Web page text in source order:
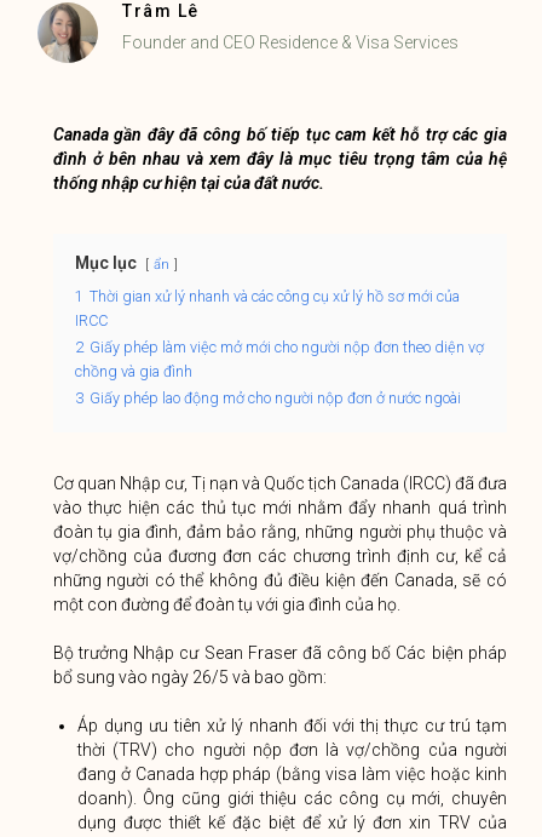
Trâm Lê
Founder and CEO Residence & Visa Services
Canada gần đây đã công bố tiếp tục cam kết hỗ trợ các gia
đình ở bên nhau và xem đây là mục tiêu trọng tâm của hệ
thống nhập cư hiện tại của đất nước.
Mục lục ẩn
1 Thời gian xử lý nhanh và các công cụ xử lý hồ sơ mới của
IRCC
2 Giấy phép làm việc mở mới cho người nộp đơn theo diện vợ
chồng và gia đình
3 Giấy phép lao động mở cho người nộp đơn ở nước ngoài
Cơ quan Nhập cư, Tị nạn và Quốc tịch Canada (IRCC) đã đưa
vào thực hiện các thủ tục mới nhằm đẩy nhanh quá trình
đoàn tụ gia đình, đảm bảo rằng, những người phụ thuộc và
vợ/chồng của đương đơn các chương trình định cư, kể cả
những người có thể không đủ điều kiện đến Canada, sẽ có
một con đường để đoàn tụ với gia đình của họ.
Bộ trưởng Nhập cư Sean Fraser đã công bố Các biện pháp
bổ sung vào ngày 26/5 và bao gồm:
Áp dụng ưu tiên xử lý nhanh đối với thị thực cư trú tạm
thời (TRV) cho người nộp đơn là vợ/chồng của người
đang ở Canada hợp pháp (bằng visa làm việc hoặc kinh
doanh). Ông cũng giới thiệu các công cụ mới, chuyên
dụng được thiết kế đặc biệt để xử lý đơn xin TRV của